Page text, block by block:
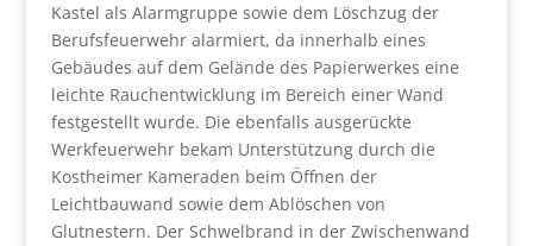
Kastel als Alarmgruppe sowie dem Löschzug der
Berufsfeuerwehr alarmiert, da innerhalb eines
Gebäudes auf dem Gelände des Papierwerkes eine
leichte Rauchentwicklung im Bereich einer Wand
festgestellt wurde. Die ebenfalls ausgerückte
Werkfeuerwehr bekam Unterstützung durch die
Kostheimer Kameraden beim Öffnen der
Leichtbauwand sowie dem Ablöschen von
Glutnestern. Der Schwelbrand in der Zwischenwand